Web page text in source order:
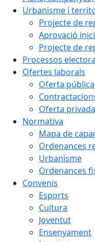
Urbanisme i
Projecte de
Aprovació
Projecte de
Processos
Ofertes laborals
Oferta pública
Oferta privada
Normativa
Mapa de
Ordenances
Urbanisme
Ordenances
Convenis
Esports
Cultura
Joventut
Ensenyament